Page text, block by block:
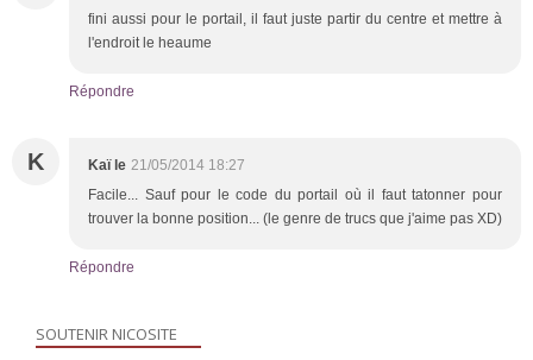
fini aussi pour le portail, il faut juste partir du centre et mettre à
l'endroit le heaume
Répondre
K Kaï le 21/05/2014 18:27
Facile... Sauf pour le code du portail où il faut tatonner pour
trouver la bonne position... (le genre de trucs que j'aime pas XD)
Répondre
SOUTENIR NICOSITE